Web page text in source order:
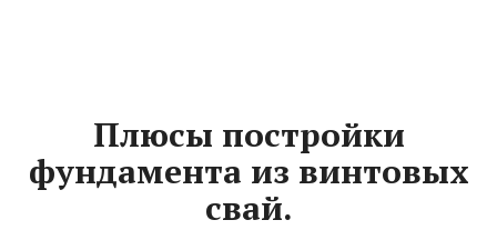
Плюсы постройки
фундамента из винтовых
свай.